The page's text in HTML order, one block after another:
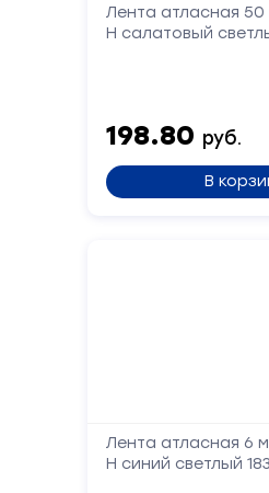
Лента атласная
Н салатовый
198.80 руб.
В
Лента атласная 6
Н синий светлый 183
и